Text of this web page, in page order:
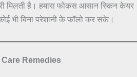
मिलती है। हमारा फोकस आसान स्किन केयर
भी बिना परेशानी के फॉलो कर सके।
Care Remedies